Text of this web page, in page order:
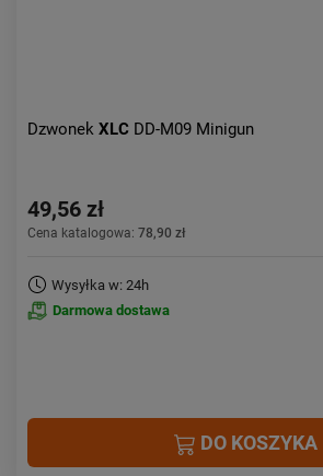
Dzwonek XLC DD-M09 Minigun
49,56 zł
Cena katalogowa: 78,90 zł
Wysyłka w: 24h
Darmowa dostawa
DO KOSZYKA